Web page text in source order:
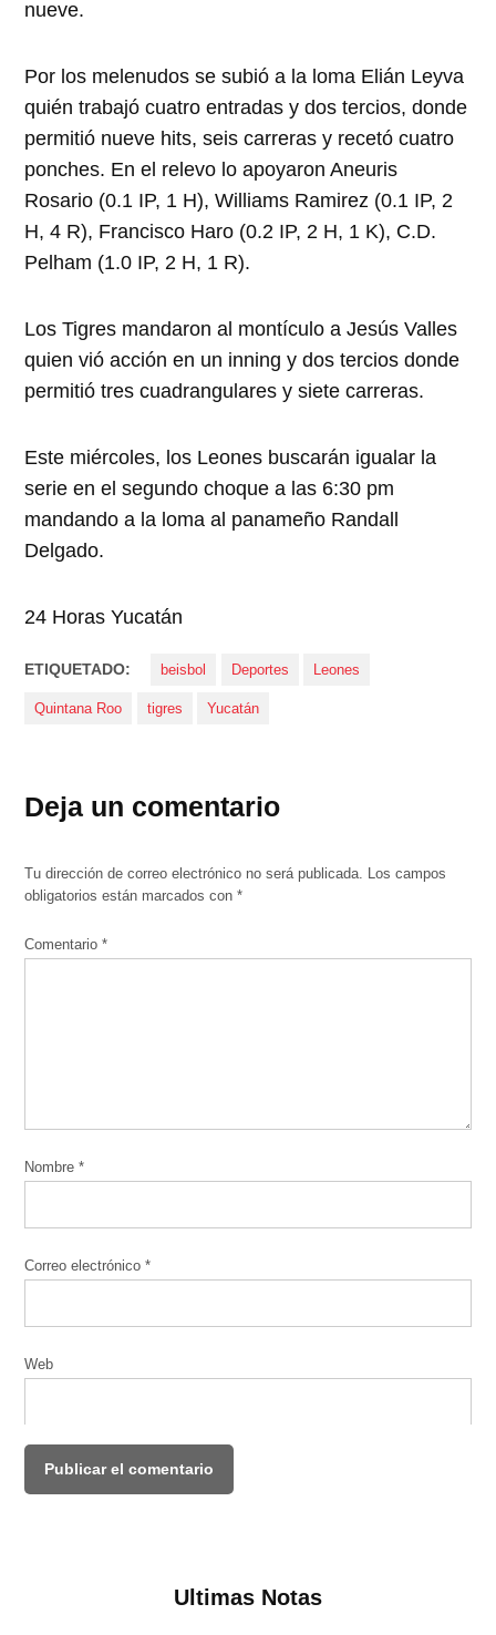
nueve.
Por los melenudos se subió a la loma Elián Leyva
quién trabajó cuatro entradas y dos tercios, donde
permitió nueve hits, seis carreras y recetó cuatro
ponches. En el relevo lo apoyaron Aneuris
Rosario (0.1 IP, 1 H), Williams Ramirez (0.1 IP, 2
H, 4 R), Francisco Haro (0.2 IP, 2 H, 1 K), C.D.
Pelham (1.0 IP, 2 H, 1 R).
Los Tigres mandaron al montículo a Jesús Valles
quien vió acción en un inning y dos tercios donde
permitió tres cuadrangulares y siete carreras.
Este miércoles, los Leones buscarán igualar la
serie en el segundo choque a las 6:30 pm
mandando a la loma al panameño Randall
Delgado.
24 Horas Yucatán
ETIQUETADO: beisbol Deportes Leones
Quintana Roo tigres Yucatán
Deja un comentario
Tu dirección de correo electrónico no será publicada.
Los campos
obligatorios están marcados con*
Comentario*
Nombre*
Correo electrónico*
Web
Ultimas Notas